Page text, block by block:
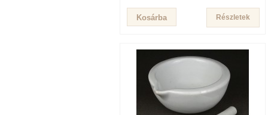
Részletek